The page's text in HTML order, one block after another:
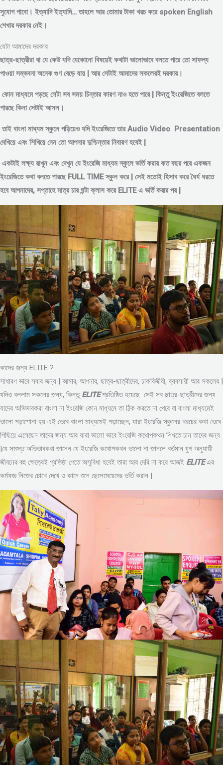
সুযোগ পাবো। ইত্যাদি ইত্যাদি… তাহলে আর তোমার টাকা খরচ করে spoken English
শেখার দরকার নেই।
যেটা আমাদের দরকার
ছাত্র-ছাত্রীরা বা যে কেউ যদি যেকোনো বিষয়েই কথাটা ভালোভাবে বলতে পারে তো সাফল্য
পাওয়া সম্ভবনা অনেক গুণ বেড়ে যায় | আর সেটাই আমাদের সকলেরই দরকার।
কোন মাধ্যমে পড়ছে সেটা সব সময় চিন্তার কারণ নাও হতে পারে | কিন্তু ইংরেজিতে বলতে
পারছে কিনা সেটাই আসল।
তাই বাংলা মাধ্যম স্কুলে পড়িয়েও যদি ইংরেজিতে তার Audio Video Presentation
দেখিয়ে এবং শিখিয়ে নেন তো আপনার দুশ্চিন্তার নিবারণ হবেই |
একটাই লক্ষ্য রাখুন এবং দেখুন যে ইংরেজি মাধ্যম স্কুলে ভর্তি করার কত বছর পরে একজন
ইংরেজিতে কথা বলতে পারছে FULL TIME স্কুল করে | সেই মতোই হিসাব করে ধৈর্য ধরতে
হবে আপনাদের, সপ্তাহে মাত্র চার ঘন্টা ক্লাস করে ELITE এ ভর্তি করার পর |
কাদের জন্য ELITE ?
সাধারণ ভাবে সবার জন্য | আমার, আপনার, ছাত্র-ছাত্রীদের, চাকরিজীবী, ব্যবসায়ী আর সকলের |
যদিও বললাম সকলের জন্য, কিন্তু ELITEপ্রতিষ্ঠিত হয়েছে সেই সব ছাত্র-ছাত্রীদের জন্য
যাদের অভিভাবকরা বাংলা না ইংরেজি কোন মাধ্যমে তা ঠিক করতে না পেরে বা বাংলা মাধ্যমেই
ভালো পড়াশোনা হয় এই ভেবে বাংলা মাধ্যমেই পড়াচ্ছেন, যারা ইংরেজি স্কুলের খরচের কথা ভেবে
পিছিয়ে এসেছেন তাদের জন্য আর যারা ভালো ভাবে ইংরেজি কথোপকথন শিখতে চান তাদের জন্য
|যে সমস্ত অভিভাবকরা জানেন যে ইংরেজি কথোপকথন ভালো না জানলে বর্তমান যুগ অনুযায়ী
জীবনের বহু ক্ষেত্রেই প্রতিষ্ঠা পেতে অসুবিধা হবেই তারা আর দেরি না করে আজই ELITEএর
কর্মযজ্ঞ নিজের চোখে দেখে ও কানে শুনে ছেলেমেয়েদের ভর্তি করান |